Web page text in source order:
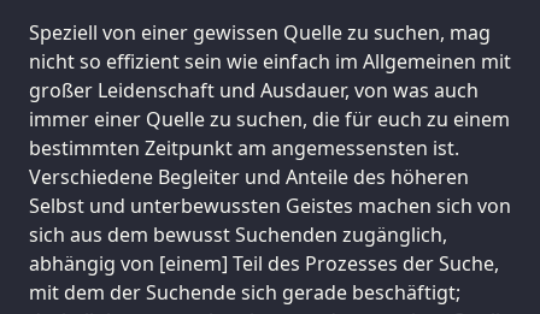
Speziell von einer gewissen Quelle zu suchen, mag
nicht so effizient sein wie einfach im Allgemeinen mit
großer Leidenschaft und Ausdauer, von was auch
immer einer Quelle zu suchen, die für euch zu einem
bestimmten Zeitpunkt am angemessensten ist.
Verschiedene Begleiter und Anteile des höheren
Selbst und unterbewussten Geistes machen sich von
sich aus dem bewusst Suchenden zugänglich,
abhängig von [einem] Teil des Prozesses der Suche,
mit dem der Suchende sich gerade beschäftigt;